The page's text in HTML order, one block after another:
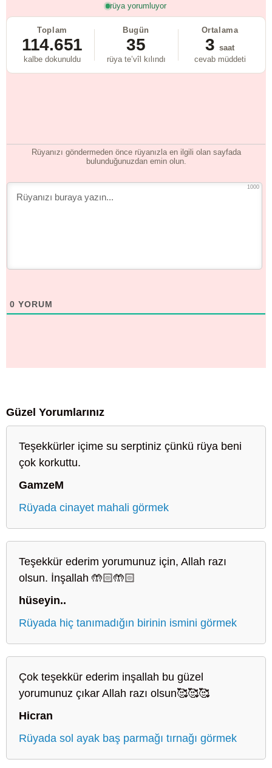
rüya yorumluyor
Toplam
114.651
kalbe dokunuldu
Bugün
35
rüya te’vîl kılındı
Ortalama
3 saat
cevab müddeti
Rüyanızı göndermeden önce rüyanızla en ilgili olan sayfada
bulunduğunuzdan emin olun.
1000
0 YORUM
Güzel Yorumlarınız
Teşekkürler içime su serptiniz çünkü rüya beni
çok korkuttu.
GamzeM
Rüyada cinayet mahali görmek
Teşekkür ederim yorumunuz için, Allah razı
olsun. İnşallah 🤲🏻🤲🏻
hüseyin..
Rüyada hiç tanımadığın birinin ismini görmek
Çok teşekkür ederim inşallah bu güzel
yorumunuz çıkar Allah razı olsun🥰🥰🥰
Hicran
Rüyada sol ayak baş parmağı tırnağı görmek